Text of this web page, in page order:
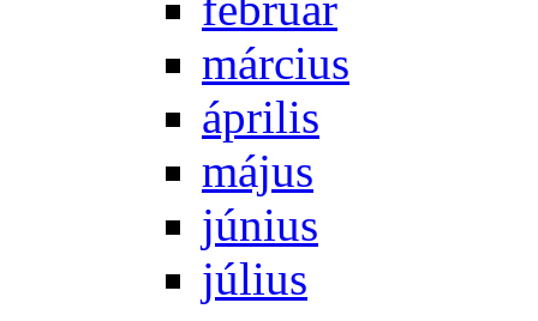
már­ci­us
áp­ri­lis
má­jus
jú­ni­us
jú­li­us